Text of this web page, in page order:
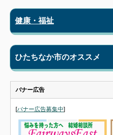
健康・福祉
ひたちなか市のオススメ
バナー広告
[バナー広告募集中]